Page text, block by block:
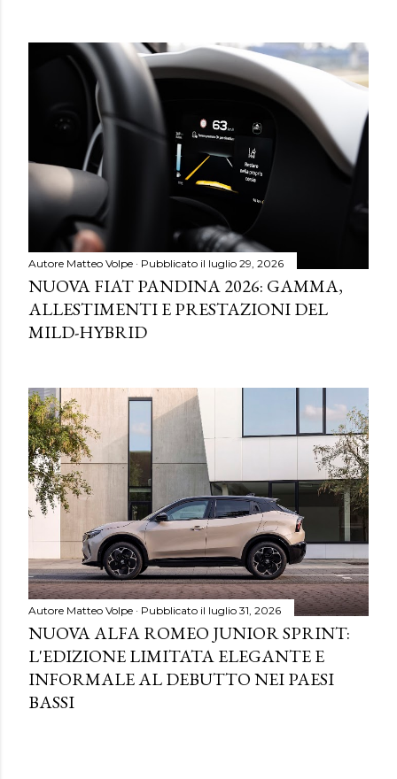
Autore Matteo Volpe Pubblicato il luglio 29, 2026
NUOVA FIAT PANDINA 2026: GAMMA,
ALLESTIMENTI E PRESTAZIONI DEL
MILD-HYBRID
Autore Matteo Volpe Pubblicato il luglio 31, 2026
NUOVA ALFA ROMEO JUNIOR SPRINT:
L'EDIZIONE LIMITATA ELEGANTE E
INFORMALE AL DEBUTTO NEI PAESI
BASSI